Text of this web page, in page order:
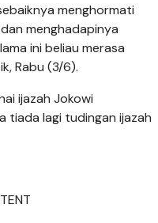
menghormati
menghadapinya
ini beliau merasa
Rabu (3/6).
ijazah Jokowi
tiada lagi tudingan ijazah